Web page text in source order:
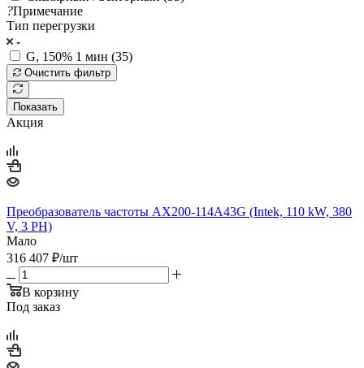
?Примечание
Тип перегрузки
G, 150% 1 мин (35)
Очистить фильтр
Показать
Акция
Преобразователь частоты AX200-114A43G (Intek, 110 kW, 380
V, 3 PH)
Мало
316 407 ₽/шт
В корзину
Под заказ